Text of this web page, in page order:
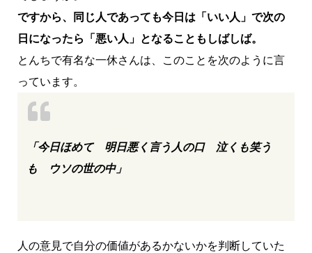
ですから、同じ人であっても今日は「いい人」で次の
日になったら「悪い人」となることもしばしば。
とんちで有名な一休さんは、このことを次のように言
っています。
「今日ほめて 明日悪く言う人の口 泣くも笑う
も ウソの世の中」
人の意見で自分の価値があるかないかを判断していた